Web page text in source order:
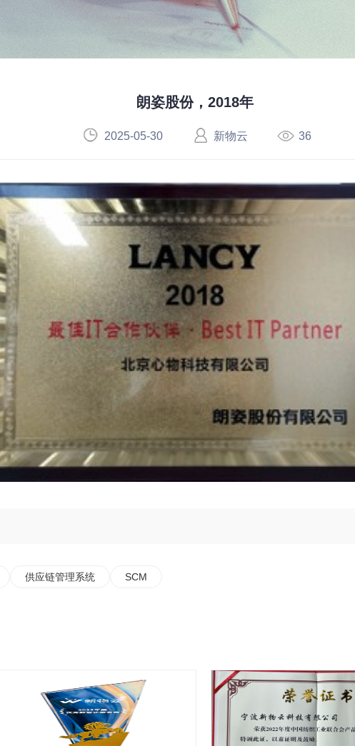
朗姿股份，2018年
2025-05-30 新物云 36
供应链管理系统 SCM